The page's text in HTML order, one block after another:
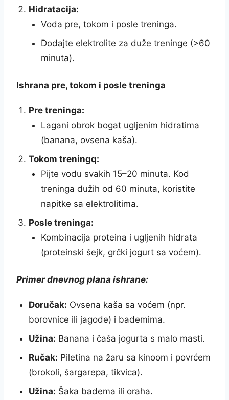
Hidratacija:
Voda pre, tokom i posle treninga.
Dodajte elektrolite za duže treninge (>60
minuta).
Ishrana pre, tokom i posle treninga
Pre treninga:
Lagani obrok bogat ugljenim hidratima
(banana, ovsena kaša).
Tokom treningq:
Pijte vodu svakih 15–20 minuta. Kod
treninga dužih od 60 minuta, koristite
napitke sa elektrolitima.
Posle treninga:
Kombinacija proteina i ugljenih hidrata
(proteinski šejk, grčki jogurt sa voćem).
Primer dnevnog plana ishrane:
Doručak: Ovsena kaša sa voćem (npr.
borovnice ili jagode) i bademima.
Užina: Banana i čaša jogurta s malo masti.
Ručak: Piletina na žaru sa kinoom i povrćem
(brokoli, šargarepa, tikvica).
Užina: Šaka badema ili oraha.